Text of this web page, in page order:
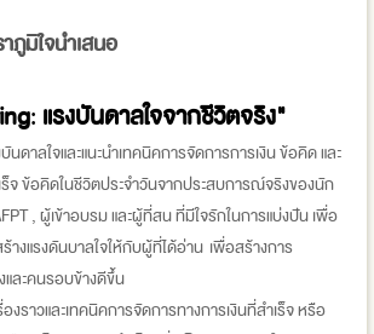
าภูมิใจนำเสนอ
: แรงบันดาลใจจากชีวิตจริง"
นดาลใจและแนะนำเทคนิคการจัดการการเงิน ข้อคิด และ
จ ข้อคิดในชีวิตประจำวันจากประสบการณ์จริงของนัก
, ผู้เข้าอบรม และผู้ที่สน ที่มีใจรักในการแบ่งปัน เพื่อ
ร้างแรงดันบาลใจให้กับผู้ที่ได้อ่าน เพื่อสร้างการ
และคนรอบข้างดีขึ้น
องราวและเทคนิคการจัดการทางการเงินที่สำเร็จ หรือ